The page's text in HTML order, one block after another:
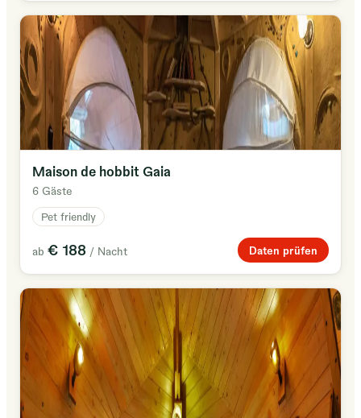
Maison de hobbit Gaia
6 Gäste
Pet friendly
ab € 188 / Nacht Daten prüfen